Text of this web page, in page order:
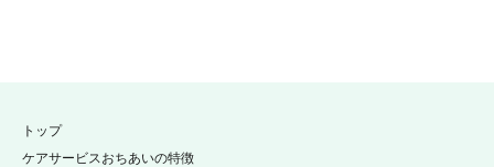
トップ
ケアサービスおちあいの特徴